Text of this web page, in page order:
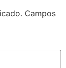
Campos